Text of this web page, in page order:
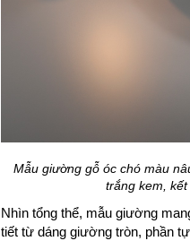
Mẫu giường gỗ óc chó màu
trắng kem,
Nhìn tổng thể, mẫu giường
tiết từ dáng giường tròn, phần